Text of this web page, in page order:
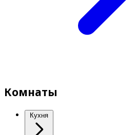
Комнаты
Кухня